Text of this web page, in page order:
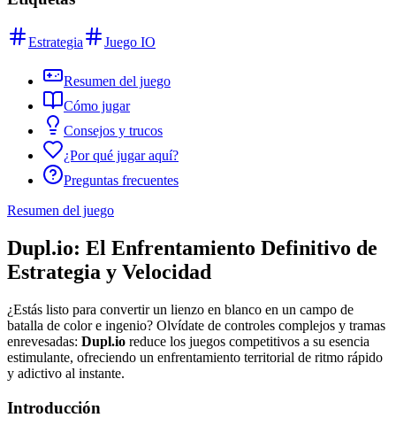
Estrategia Juego IO
Resumen del juego
Cómo jugar
Consejos y trucos
¿Por qué jugar aquí?
Preguntas frecuentes
Resumen del juego
Dupl.io: El Enfrentamiento Definitivo de
Estrategia y Velocidad
¿Estás listo para convertir un lienzo en blanco en un campo de
batalla de color e ingenio? Olvídate de controles complejos y tramas
enrevesadas: Dupl.io reduce los juegos competitivos a su esencia
estimulante, ofreciendo un enfrentamiento territorial de ritmo rápido
y adictivo al instante.
Introducción